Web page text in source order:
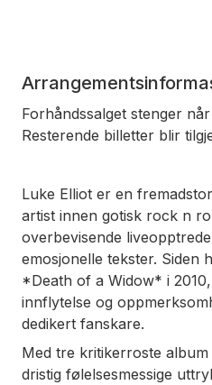
Forhåndssalget stenger
Resterende billetter blir
Luke Elliot er en
artist innen gotisk rock n
overbevisende
emosjonelle tekster. Siden
*Death of a Widow* i
innflytelse og
dedikert fanskare.
Med tre kritikerroste
dristig følelsesmessige